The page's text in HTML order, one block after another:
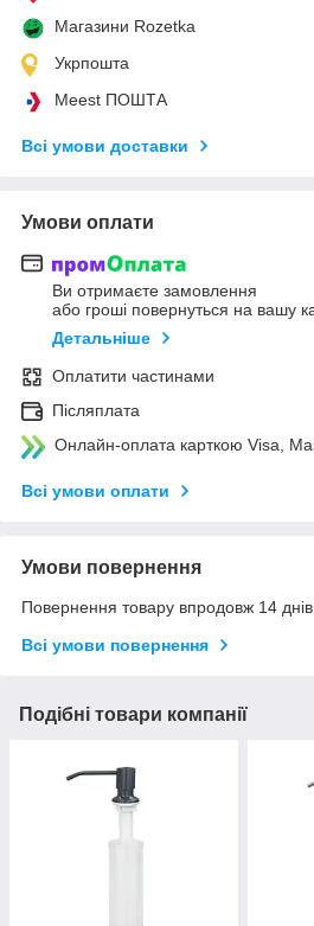
Магазини Rozetka
Укрпошта
Meest ПОШТА
Всі умови доставки
Умови оплати
Ви отримаєте замовлення
або гроші повернуться на вашу
Детальніше
Оплатити частинами
Післяплата
Онлайн-оплата карткою Visa,
Всі умови оплати
Умови повернення
Повернення товару впродовж 14
Всі умови повернення
Подібні товари компанії